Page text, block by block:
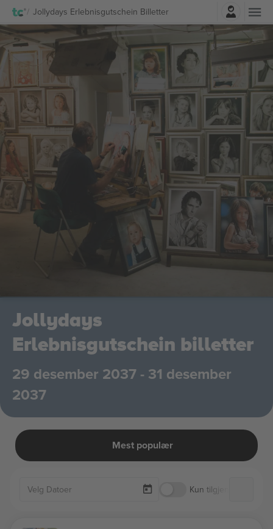
Jollydays Erlebnisgutschein BilletterLogg Inn
Jollydays
Erlebnisgutschein billetter
29 desember 2037 - 31 desember
2037
Mest populær
Kun tilgjengelige